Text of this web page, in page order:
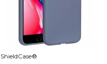
ShieldCase®